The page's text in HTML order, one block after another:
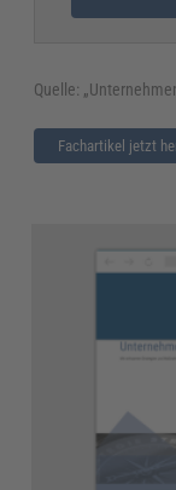
Quelle:
Fachartikel jetzt